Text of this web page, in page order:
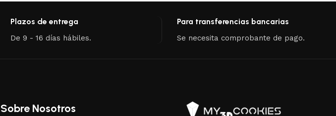
Plazos de entrega
De 9 - 16 días hábiles.
Para transferencias bancarias
Se necesita comprobante de pago.
Sobre Nosotros